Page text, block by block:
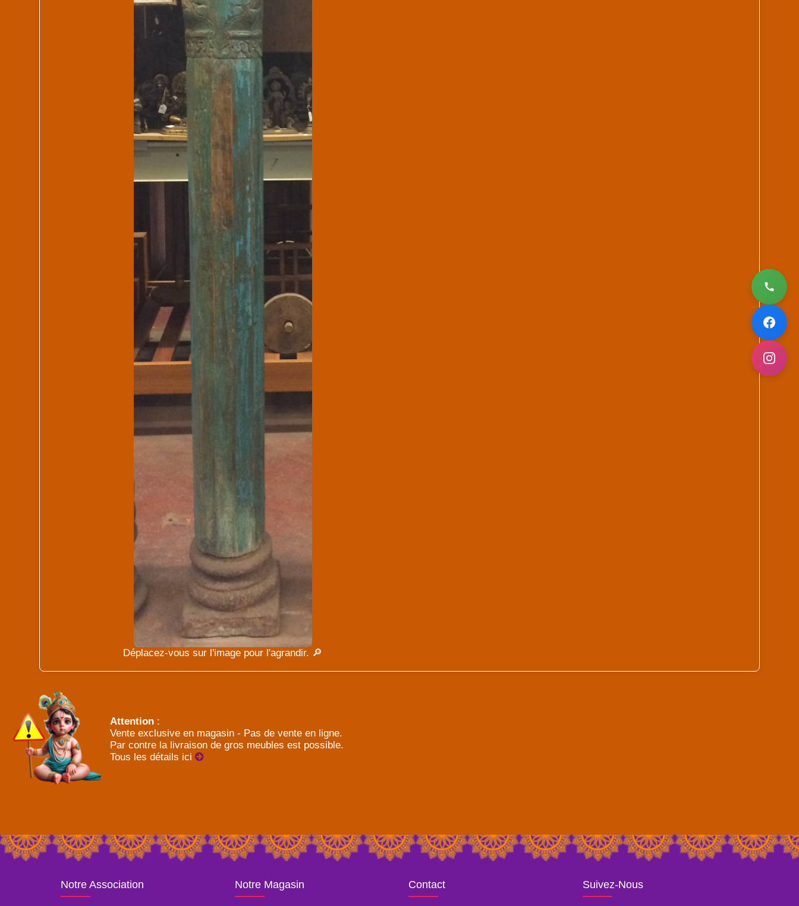
Déplacez-vous sur l'image pour l'agrandir. 🔎
Attention :
Vente exclusive en magasin - Pas de vente en ligne.
Par contre la livraison de gros meubles est possible.
Tous les détails ici
Notre Association Notre Magasin Contact Suivez-Nous